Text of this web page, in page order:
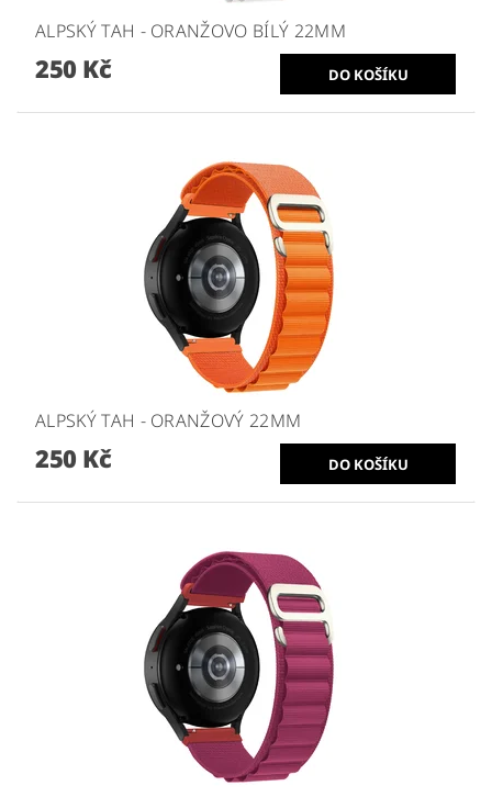
ALPSKÝ TAH - ORANŽOVO BÍLÝ 22MM
250 Kč
ALPSKÝ TAH - ORANŽOVÝ 22MM
250 Kč